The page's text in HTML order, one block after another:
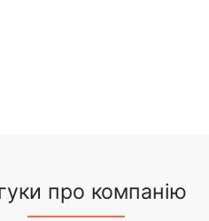
про компанію